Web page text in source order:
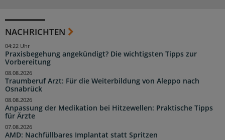
NACHRICHTEN
Praxisbegehung angekündigt? Die wichtigsten Tipps zur
Vorbereitung
04:22 Uhr
Traumberuf Arzt: Für die Weiterbildung von Aleppo nach
Osnabrück
08.08.2026
Anpassung der Medikation bei Hitzewellen: Praktische Tipps
für Ärzte
08.08.2026
AMD: Nachfüllbares Implantat statt Spritzen
07.08.2026